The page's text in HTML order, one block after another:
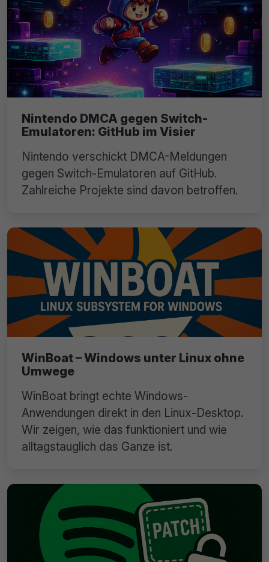
Nintendo DMCA gegen Switch-
Emulatoren: GitHub im Visier
Nintendo verschickt DMCA-Meldungen
gegen Switch-Emulatoren auf GitHub.
Zahlreiche Projekte sind davon betroffen.
WinBoat – Windows unter Linux ohne
Umwege
WinBoat bringt echte Windows-
Anwendungen direkt in den Linux-Desktop.
Wir zeigen, wie das funktioniert und wie
alltagstauglich das Ganze ist.